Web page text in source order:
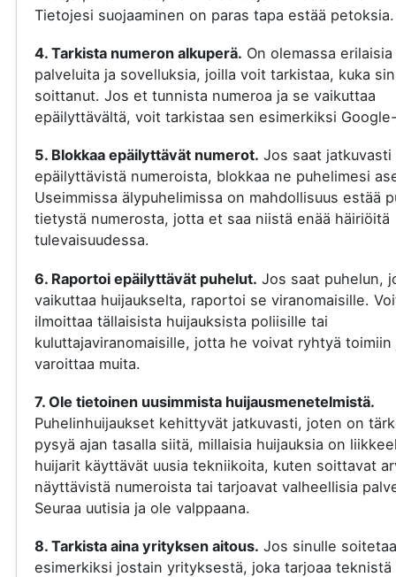
Tietojesi suojaaminen on paras tapa estää petoksia.
4. Tarkista numeron alkuperä. On olemassa erilaisia
palveluita ja sovelluksia, joilla voit tarkistaa, kuka
soittanut. Jos et tunnista numeroa ja se vaikuttaa
epäilyttävältä, voit tarkistaa sen esimerkiksi
5. Blokkaa epäilyttävät numerot. Jos saat jatkuvasti
epäilyttävistä numeroista, blokkaa ne puhelimesi
Useimmissa älypuhelimissa on mahdollisuus estää
tietystä numerosta, jotta et saa niistä enää häiriöitä
tulevaisuudessa.
6. Raportoi epäilyttävät puhelut. Jos saat puhelun,
vaikuttaa huijaukselta, raportoi se viranomaisille.
ilmoittaa tällaisista huijauksista poliisille tai
kuluttajaviranomaisille, jotta he voivat ryhtyä toimiin
varoittaa muita.
7. Ole tietoinen uusimmista huijausmenetelmistä.
Puhelinhuijaukset kehittyvät jatkuvasti, joten on
pysyä ajan tasalla siitä, millaisia huijauksia on
huijarit käyttävät uusia tekniikoita, kuten soittavat
näyttävistä numeroista tai tarjoavat valheellisia
Seuraa uutisia ja ole valppaana.
8. Tarkista aina yrityksen aitous. Jos sinulle
esimerkiksi jostain yrityksestä, joka tarjoaa teknistä